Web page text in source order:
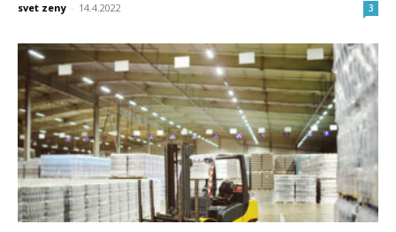
svet zeny - 14.4.2022 3